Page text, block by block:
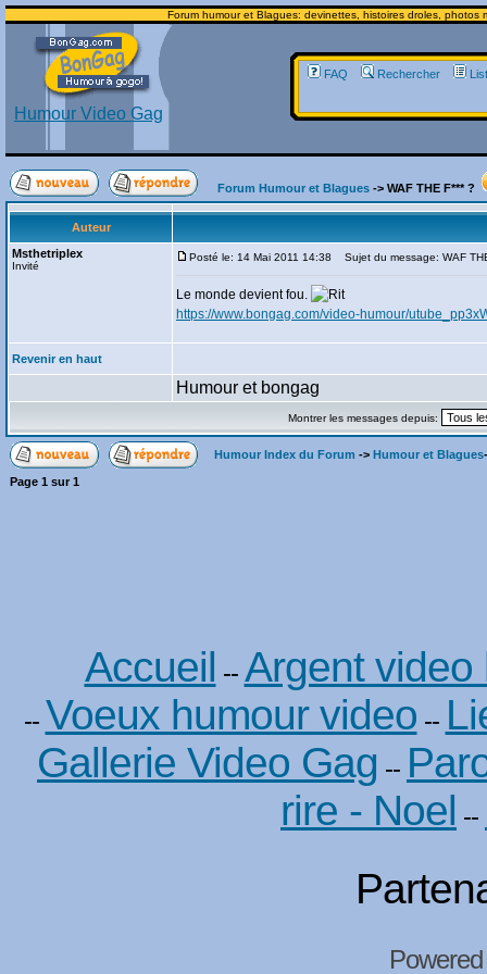
Forum humour et Blagues: devinettes, histoires droles, photos
Humour Video Gag
FAQ Rechercher
Forum Humour et Blagues -> WAF THE F*** ?
Auteur
Msthetriplex
Invité
Posté le: 14 Mai 2011 14:38 Sujet du message: WAF
Le monde devient fou.
https://www.bongag.com/video-humour/
Revenir en haut
Humour et bongag
Montrer les messages depuis:
Humour Index du Forum -> Humour et Blagues
Page 1 sur 1
Accueil -- Argent video
-- Voeux humour video --
Gallerie Video Gag --
rire - Noel --